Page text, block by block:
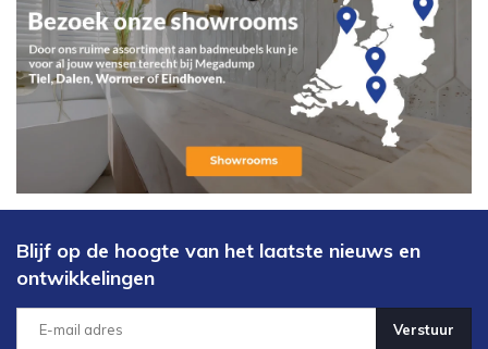
Blijf op de hoogte van het laatste nieuws en
ontwikkelingen
Verstuur